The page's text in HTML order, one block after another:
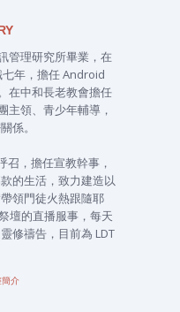
管理研究所畢業，在
七年，擔任 Android
在中和長老教會擔任
主領、青少年輔導，
係。
召，擔任宣教幹事，
的生活，致力建造以
領門徒火熱跟隨耶
壇的直播服事，每天
修禱告，目前為 LDT
簡介